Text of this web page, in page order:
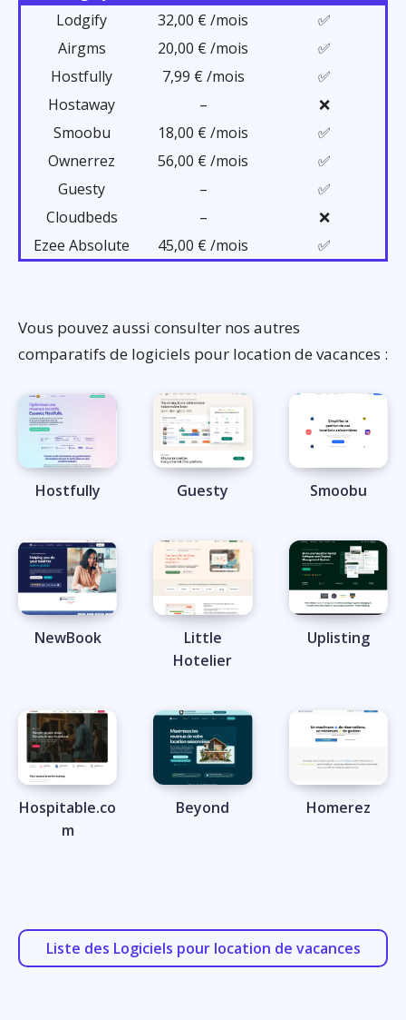
Lodgify 32,00 € /mois
✅
Airgms
20,00 € /mois
✅
Hostfully
7,99 € /mois
✅
Hostaway
–
❌
Smoobu
18,00 € /mois
✅
Ownerrez
56,00 € /mois
✅
Guesty
–
✅
Cloudbeds
–
❌
Ezee Absolute
45,00 € /mois ✅
Vous pouvez aussi consulter nos autres
comparatifs de logiciels pour location de vacances :
Hostfully Guesty Smoobu
NewBook
Little
Hotelier
Uplisting
Hospitable.co
m
Beyond Homerez
Liste des Logiciels pour location de vacances